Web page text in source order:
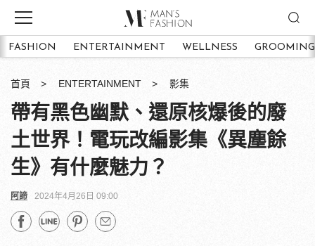
FASHION ENTERTAINMENT WELLNESS GROOMING
首頁 ENTERTAINMENT 影集
帶有黑色幽默、還原核爆後的廢
土世界！電玩改編影集《異塵餘
生》有什麼魅力？
阿諦 2024年4月26日 09:00